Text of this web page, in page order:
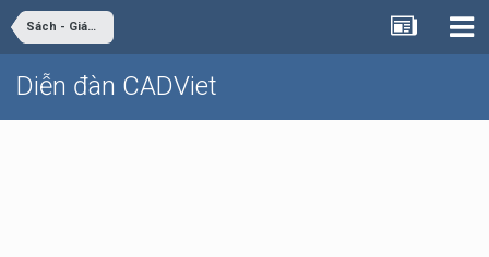
Sách - Giáo trình - Tài liệu
Diễn đàn CADViet